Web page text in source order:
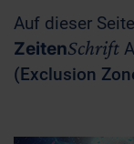
Auf dieser
ZeitenSchrift
(Exclusion